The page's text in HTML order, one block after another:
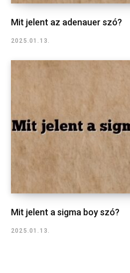
Mit jelent az adenauer szó?
2025.01.13.
Mit jelent a sigma boy szó?
2025.01.13.